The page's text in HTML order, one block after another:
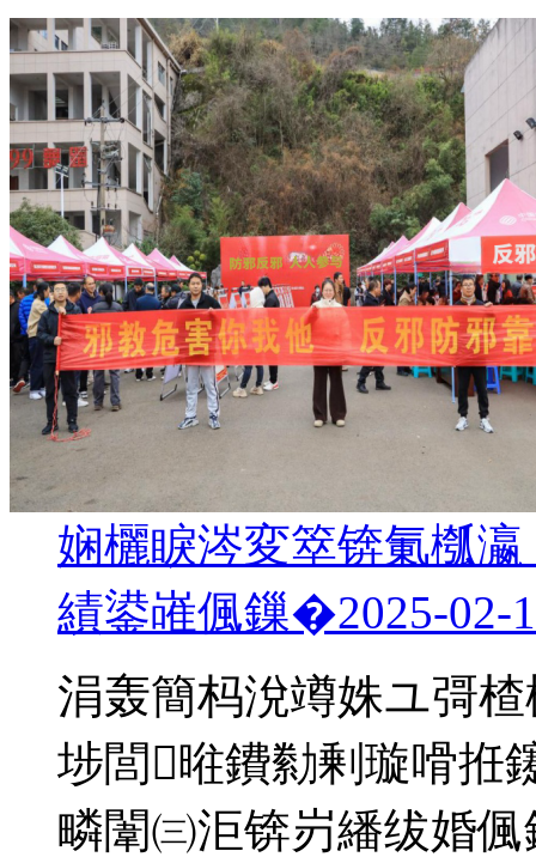
娴欐睙涔変箤锛氭槬
績鍙嶉偑鏁�2025-02-
涓轰簡杩涗竴姝ユ彁
埗閭暀鐨勬剰璇嗗拰
疄闈㈢洰锛岃繙绂婚